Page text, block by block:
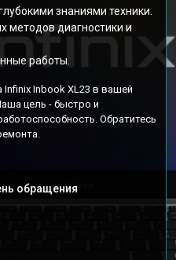
знаниями техники.
методов диагностики и
работы.
Inbook XL23 в вашей
цель - быстро и
Обратитесь
обращения